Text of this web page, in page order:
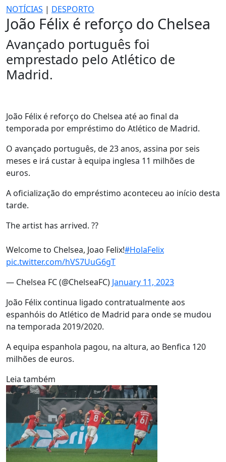
NOTÍCIAS | DESPORTO
João Félix é reforço do Chelsea
Avançado português foi
emprestado pelo Atlético de
Madrid.
João Félix é reforço do Chelsea até ao final da
temporada por empréstimo do Atlético de Madrid.
O avançado português, de 23 anos, assina por seis
meses e irá custar à equipa inglesa 11 milhões de
euros.
A oficialização do empréstimo aconteceu ao início desta
tarde.
The artist has arrived. ??
Welcome to Chelsea, Joao Felix!#HolaFelix
pic.twitter.com/hVS7UuG6gT
— Chelsea FC (@ChelseaFC) January 11, 2023
João Félix continua ligado contratualmente aos
espanhóis do Atlético de Madrid para onde se mudou
na temporada 2019/2020.
A equipa espanhola pagou, na altura, ao Benfica 120
milhões de euros.
Leia também